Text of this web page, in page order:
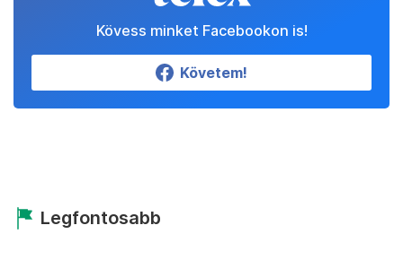
Kövess minket Facebookon is!
Követem!
Legfontosabb